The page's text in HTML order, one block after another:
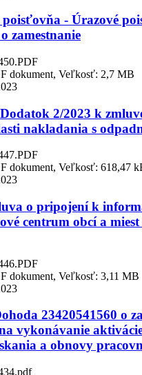
- Úrazové
zamestnanie
dokument, Veľkosť: 2,7 MB
2/2023 k
nakladania s
dokument, Veľkosť: 618,47
o pripojení k
centrum obcí a miest
dokument, Veľkosť: 3,11 MB
23420541560 o
vykonávanie
a obnovy